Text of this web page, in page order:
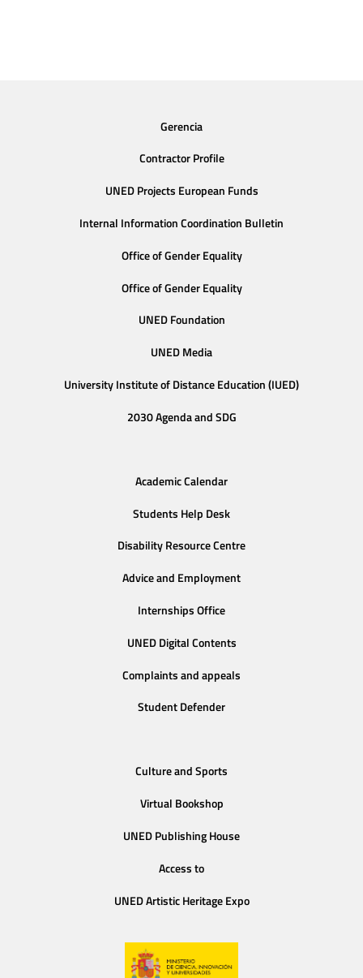
Gerencia
Contractor Profile
UNED Projects European Funds
Internal Information Coordination Bulletin
Office of Gender Equality
Office of Gender Equality
UNED Foundation
UNED Media
University Institute of Distance Education (IUED)
2030 Agenda and SDG
Academic Calendar
Students Help Desk
Disability Resource Centre
Advice and Employment
Internships Office
UNED Digital Contents
Complaints and appeals
Student Defender
Culture and Sports
Virtual Bookshop
UNED Publishing House
Access to
UNED Artistic Heritage Expo